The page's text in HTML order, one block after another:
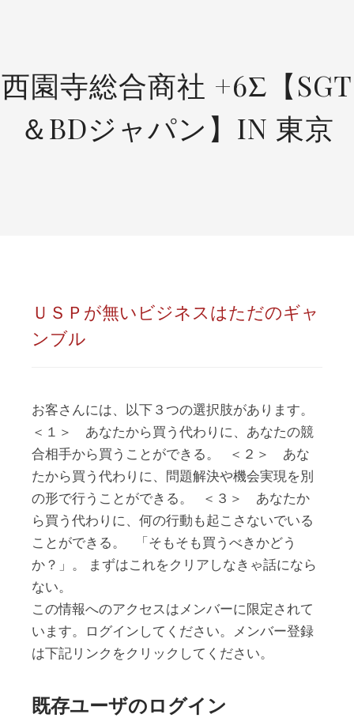
西園寺総合商社 +6Σ【SGT
＆BDジャパン】IN 東京
ＵＳＰが無いビジネスはただのギャ
ンブル
お客さんには、以下３つの選択肢があります。
＜１＞ あなたから買う代わりに、あなたの競
合相手から買うことができる。 ＜２＞ あな
たから買う代わりに、問題解決や機会実現を別
の形で行うことができる。 ＜３＞ あなたか
ら買う代わりに、何の行動も起こさないでいる
ことができる。 「そもそも買うべきかどう
か？」。 まずはこれをクリアしなきゃ話になら
ない。
この情報へのアクセスはメンバーに限定されて
います。ログインしてください。メンバー登録
は下記リンクをクリックしてください。
既存ユーザのログイン